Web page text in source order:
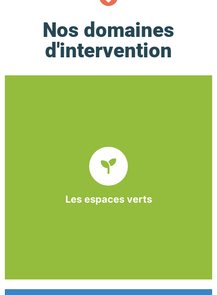
Nos domaines
d'intervention
Les espaces verts
paysager, l’association BASE propose et réalise
des interventions à la demande des entreprises et
collectivités locales.